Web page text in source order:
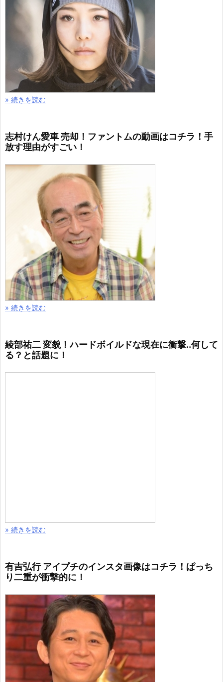
» 続きを読む
志村けん愛車 売却！ファントムの動画はコチラ！手
放す理由がすごい！
» 続きを読む
綾部祐二 変貌！ハードボイルドな現在に衝撃..何して
る？と話題に！
» 続きを読む
有吉弘行 アイプチのインスタ画像はコチラ！ぱっち
り二重が衝撃的に！